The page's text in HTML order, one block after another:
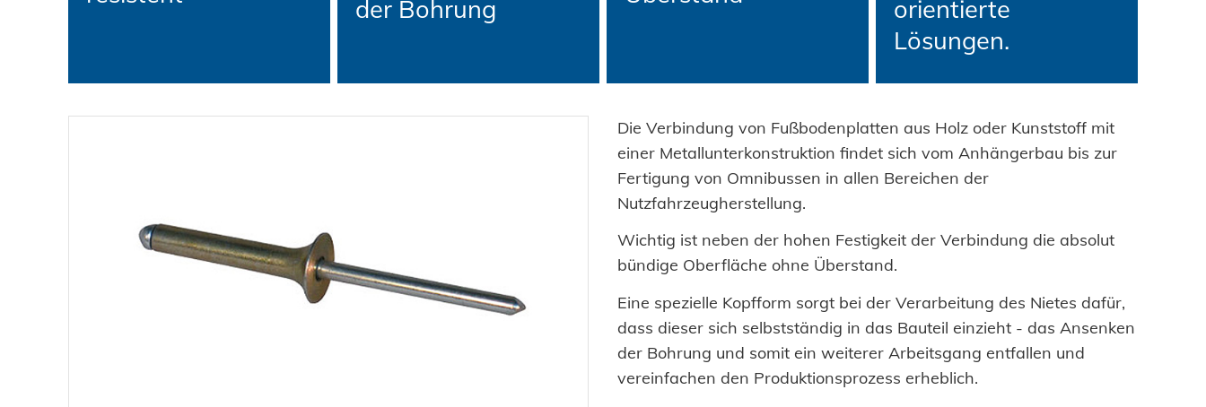
der Bohrung
orientierte
Lösungen.
Die Verbindung von Fußbodenplatten aus Holz oder Kunststoff mit
einer Metallunterkonstruktion findet sich vom Anhängerbau bis zur
Fertigung von Omnibussen in allen Bereichen der
Nutzfahrzeugherstellung.
Wichtig ist neben der hohen Festigkeit der Verbindung die absolut
bündige Oberfläche ohne Überstand.
Eine spezielle Kopfform sorgt bei der Verarbeitung des Nietes dafür,
dass dieser sich selbstständig in das Bauteil einzieht - das Ansenken
der Bohrung und somit ein weiterer Arbeitsgang entfallen und
vereinfachen den Produktionsprozess erheblich.